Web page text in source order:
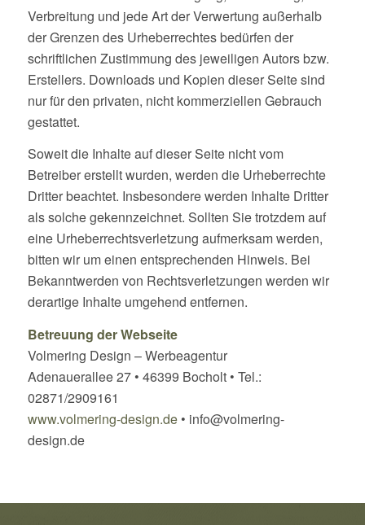
Verbreitung und jede Art der Verwertung außerhalb
der Grenzen des Urheberrechtes bedürfen der
schriftlichen Zustimmung des jeweiligen Autors bzw.
Erstellers. Downloads und Kopien dieser Seite sind
nur für den privaten, nicht kommerziellen Gebrauch
gestattet.
Soweit die Inhalte auf dieser Seite nicht vom
Betreiber erstellt wurden, werden die Urheberrechte
Dritter beachtet. Insbesondere werden Inhalte Dritter
als solche gekennzeichnet. Sollten Sie trotzdem auf
eine Urheberrechtsverletzung aufmerksam werden,
bitten wir um einen entsprechenden Hinweis. Bei
Bekanntwerden von Rechtsverletzungen werden wir
derartige Inhalte umgehend entfernen.
Betreuung der Webseite
Volmering Design – Werbeagentur
Adenauerallee 27 • 46399 Bocholt • Tel.:
02871/2909161
www.volmering-design.de• info@volmering-
design.de